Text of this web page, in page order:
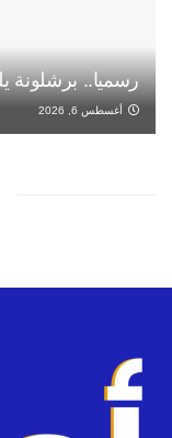
رسميا.. برشلونة
أغسطس 6, 2026